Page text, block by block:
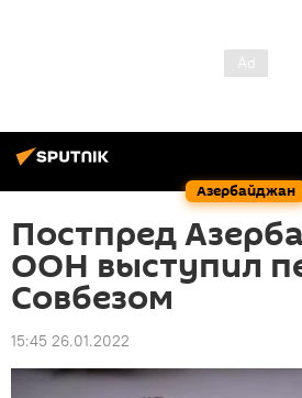
Азербайджан
Постпред
ООН выступил
Совбезом
15:45 26.01.2022